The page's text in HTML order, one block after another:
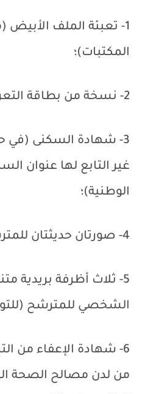
1- تعبئة الملف الأبيض
المكتبات)؛
2- نسخة من بطاقة التعريف الوطنية؛
3- شهادة السكنى (في
غير التابع لها عنوان
الوطنية)؛
4- صورتان حديثتان للمترشح؛
5- ثلاث أظرفة بريدية
الشخصي للمترشح
6- شهادة الإعفاء من
من لدن مصالح الصحة